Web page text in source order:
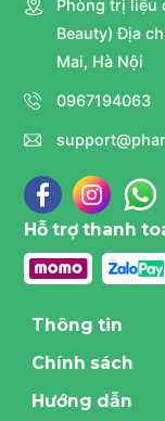
Phòng trị liệu
Beauty) Địa
Mai, Hà Nội
0967194063
Hỗ trợ thanh
Thông tin
Chính sách
Hướng dẫn